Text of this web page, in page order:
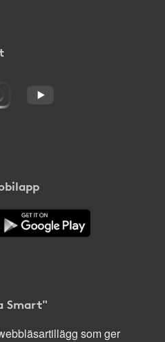
Smart"
som ger